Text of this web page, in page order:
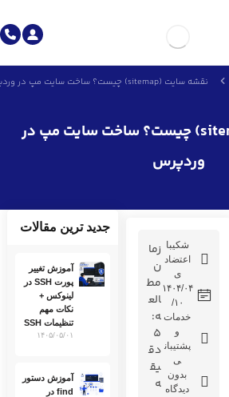
نقشه سایت (sitemap) چیست؟ ساخت سایت مپ در وردپرس
نقشه سایت (sitemap) چیست؟ ساخت سایت مپ در
وردپرس
شکیبا
اعتضاد
ی
۱۴۰۴/۰۴
/۱۰
خدمات
و
پشتیبان
ی
بدون
دیدگاه
زما
ن
مط
الع
ه:
5
دق
یق
ه
جدید ترین مقالات
آموزش تغییر
پورت SSH در
لینوکس +
نکات مهم
تنظیمات SSH
۱۴۰۵/۰۵/۰۱
آموزش دستور
find در